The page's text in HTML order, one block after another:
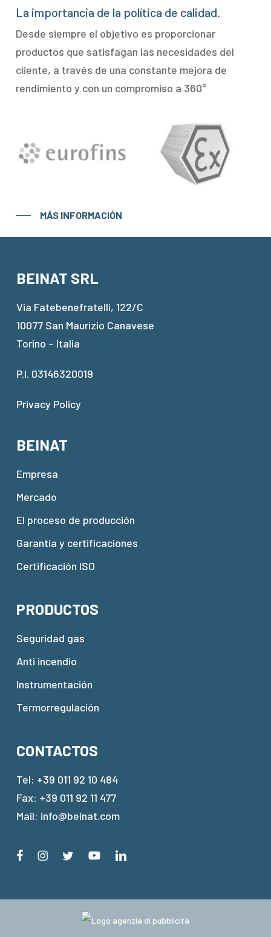
La importancia de la política de calidad.
Desde siempre el objetivo es proporcionar
productos que satisfagan las necesidades del
cliente, a través de una constante mejora de
rendimiento y con un compromiso a 360°
MÁS INFORMACIÓN
BEINAT SRL
Via Fatebenefratelli, 122/C
10077 San Maurizio Canavese
Torino – Italia
P.I. 03146320019
Privacy Policy
BEINAT
Empresa
Mercado
El proceso de producción
Garantía y certificaciones
Certificación ISO
PRODUCTOS
Seguridad gas
Anti incendio
Instrumentación
Termorregulación
CONTACTOS
Tel: +39 011 92 10 484
Fax: +39 011 92 11 477
Mail: info@beinat.com